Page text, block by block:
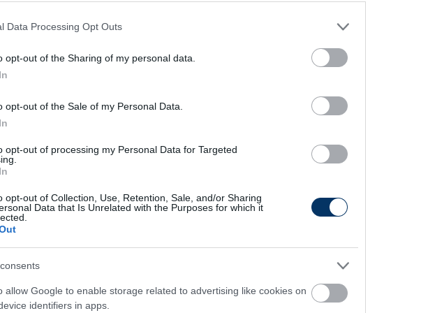
Data Processing Opt Outs
opt-out of the Sharing of my personal data.
opt-out of the Sale of my Personal Data.
opt-out of processing my Personal Data for Targeted
opt-out of Collection, Use, Retention, Sale, and/or Sharing
Data that Is Unrelated with the Purposes for which it
allow Google to enable storage related to advertising like cookies on
identifiers in apps.
hétfőn megkezdte a munkát a szlovén
ahol szintén kapusedző lesz majd.
a ZTE-től való távozás után jöjjek
eldőlt, hogy elhagyom a ZTE kötelékét,
látnának a lendvai stábban. A közeg
számtalan alkalommal játszottunk itt, és a
nem beszélve Bozsik József vezetőedző
feltétel adott és vannak tervek
hetekben,
a klub elnöke lett.
I: A Loki felugrott a dobogóra, a
ETO:
Tóth
MAGYAR
is